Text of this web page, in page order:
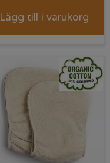
Lägg till i varukorg